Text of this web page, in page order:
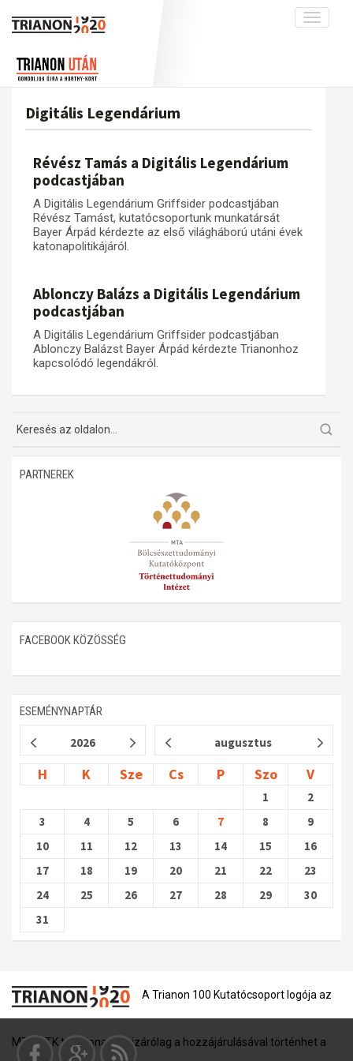
Toggle
interpretációk
A békerendszer megszilárdulása
Galéria
Adatbázis
Emlékművek (feltöltés alatt)
Menekültek
Visszhang
Publikációk
Trianon-kommentár
A trianoni szerződés
Digitális Legendárium
Révész Tamás a Digitális Legendárium
podcastjában
A Digitális Legendárium Griffsider podcastjában
Révész Tamást, kutatócsoportunk munkatársát
Bayer Árpád kérdezte az első világháború utáni évek
katonapolitikájáról.
Ablonczy Balázs a Digitális Legendárium
podcastjában
A Digitális Legendárium Griffsider podcastjában
Ablonczy Balázst Bayer Árpád kérdezte Trianonhoz
kapcsolódó legendákról.
PARTNEREK
FACEBOOK KÖZÖSSÉG
ESEMÉNYNAPTÁR
2026 augusztus
H K Sze Cs P Szo V
1
2
3
4 5 6 7 8
9
10
11 12 13 14 15
16
17
18 19 20 21 22
23
24
25 26 27 28 29
30
31
A Trianon 100 Kutatócsoport logója az
MTA BTK tulajdona, és kizárólag a hozzájárulásával történhet a